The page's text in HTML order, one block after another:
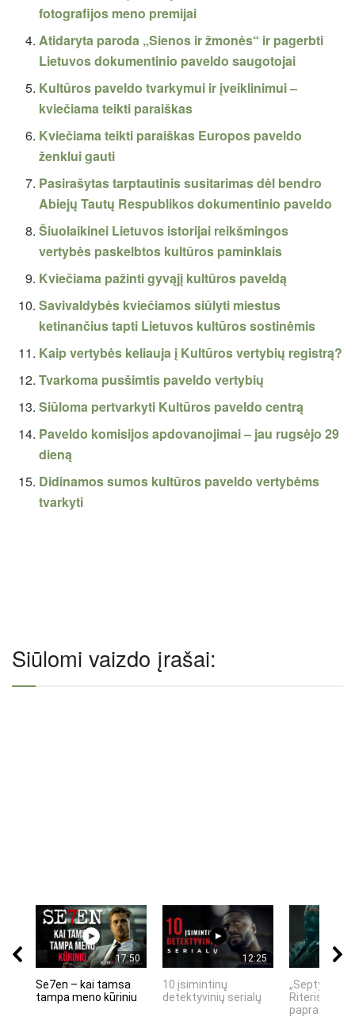
fotografijos meno premijai
Atidaryta paroda „Sienos ir žmonės“ ir pagerbti
Lietuvos dokumentinio paveldo saugotojai
Kultūros paveldo tvarkymui ir įveiklinimui –
kviečiama teikti paraiškas
Kviečiama teikti paraiškas Europos paveldo
ženklui gauti
Pasirašytas tarptautinis susitarimas dėl bendro
Abiejų Tautų Respublikos dokumentinio paveldo
Šiuolaikinei Lietuvos istorijai reikšmingos
vertybės paskelbtos kultūros paminklais
Kviečiama pažinti gyvąjį kultūros paveldą
Savivaldybės kviečiamos siūlyti miestus
ketinančius tapti Lietuvos kultūros sostinėmis
Kaip vertybės keliauja į Kultūros vertybių registrą?
Tvarkoma pusšimtis paveldo vertybių
Siūloma pertvarkyti Kultūros paveldo centrą
Paveldo komisijos apdovanojimai – jau rugsėjo 29
dieną
Didinamos sumos kultūros paveldo vertybėms
tvarkyti
Siūlomi vaizdo įrašai:
17:50
Se7en – kai tamsa
tampa meno kūriniu
12:25
10 įsimintinų
detektyvinių serialų
„Septynių
Riteris" – kai